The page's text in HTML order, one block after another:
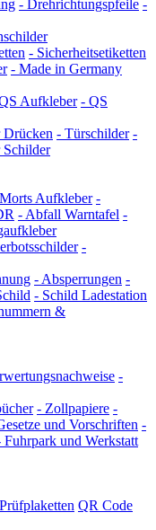
- Drehrichtungspfeile -
- Sicherheitsetiketten
- Made in Germany
Aufkleber - QS
Drücken - Türschilder -
Schilder
Aufkleber -
- Abfall Warntafel -
-
- Absperrungen -
- Schild Ladestation
&
-
- Zollpapiere -
und Vorschriften -
Fuhrpark und Werkstatt
QR Code